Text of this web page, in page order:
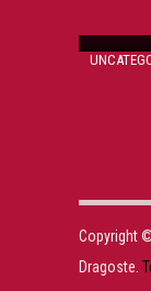
Copyright
Dragoste.